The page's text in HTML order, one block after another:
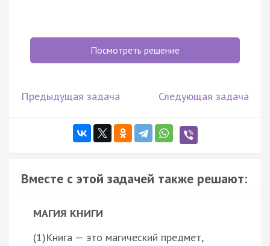
Посмотреть решение
Предыдущая задача Следующая задача
Вместе с этой задачей также решают:
МАГИЯ КНИГИ
(1)Книга — это магический предмет,